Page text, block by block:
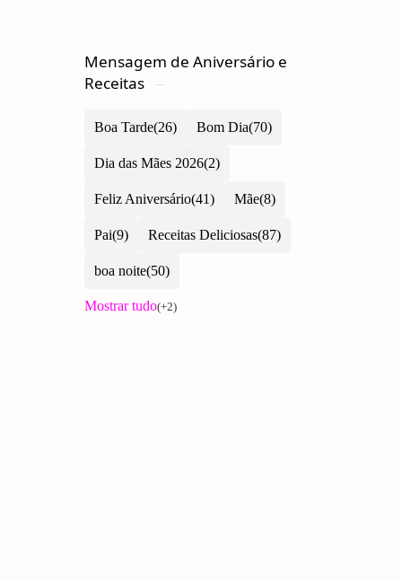
Mensagem de Aniversário e
Receitas
Boa Tarde Bom Dia
Dia das Mães 2026
Feliz Aniversário Mãe
Pai Receitas Deliciosas
boa noite